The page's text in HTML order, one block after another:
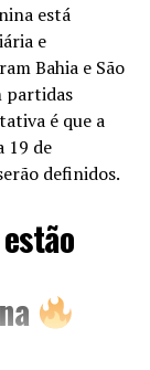
está
e
Bahia e São
partidas
é que a
19 de
definidos.